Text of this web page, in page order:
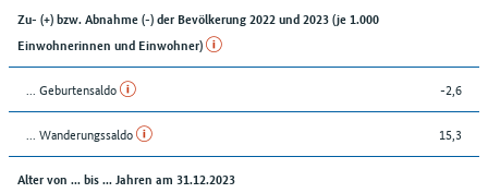
Zu- (+) bzw. Abnahme (-) der Bevölkerung 2022 und 2023 (je 1.000
Einwohnerinnen und Einwohner)
... Geburtensaldo -2,6
... Wanderungssaldo 15,3
Alter von ... bis ... Jahren am 31.12.2023